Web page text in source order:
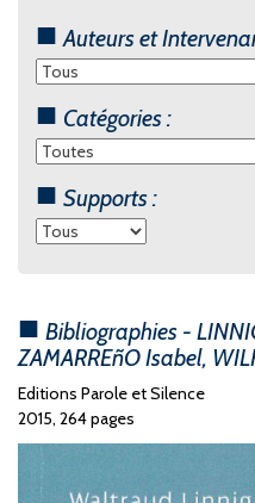
Auteurs et
Catégories :
Supports :
Bibliographies -
ZAMARREñO Isabel,
Editions Parole et Silence
2015, 264 pages